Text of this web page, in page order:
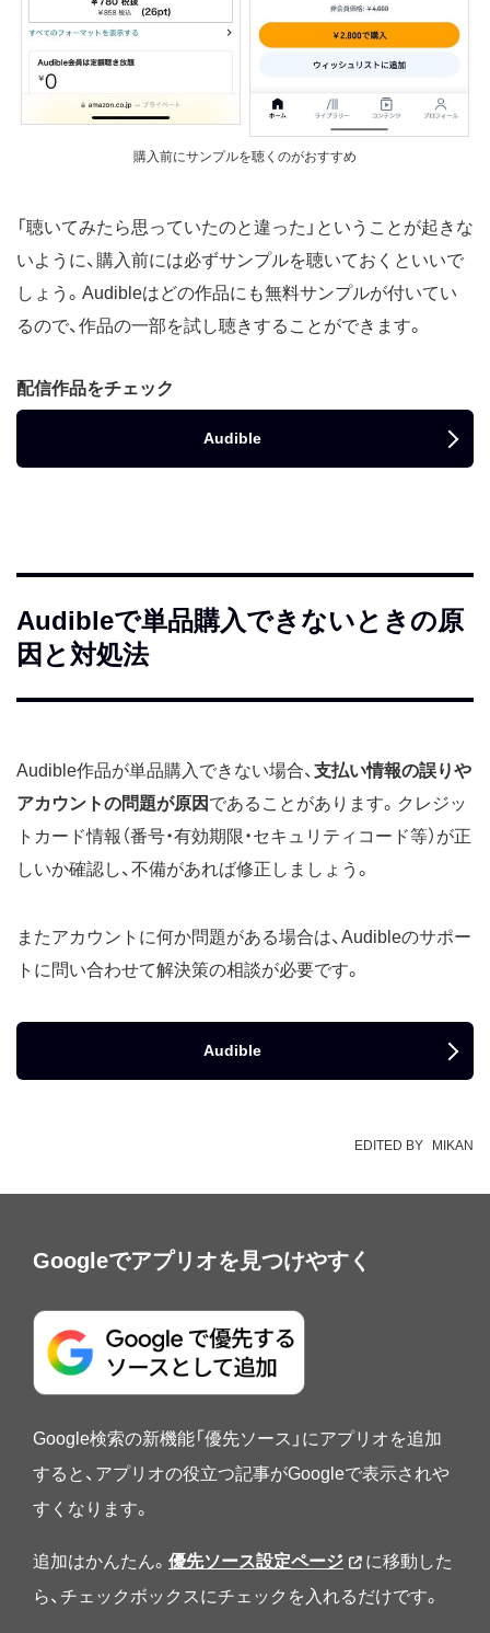
購入前にサンプルを聴くのがおすすめ
「聴いてみたら思っていたのと違った」ということが起きな
いように、購入前には必ずサンプルを聴いておくといいで
しょう。Audibleはどの作品にも無料サンプルが付いてい
るので、作品の一部を試し聴きすることができます。
配信作品をチェック
Audible
Audibleで単品購入できないときの原
因と対処法
Audible作品が単品購入できない場合、 支払い情報の誤りや
アカウントの問題が原因 であることがあります。クレジッ
トカード情報（番号・有効期限・セキュリティコード等）が正
しいか確認し、不備があれば修正しましょう。
またアカウントに何か問題がある場合は、Audibleのサポー
トに問い合わせて解決策の相談が必要です。
Audible
EDITED BY MIKAN
Googleでアプリオを見つけやすく
Google検索の新機能「優先ソース」にアプリオを追加
すると、アプリオの役立つ記事がGoogleで表示されや
すくなります。
追加はかんたん。 優先ソース設定ページ
に移動した
ら、チェックボックスにチェックを入れるだけです。